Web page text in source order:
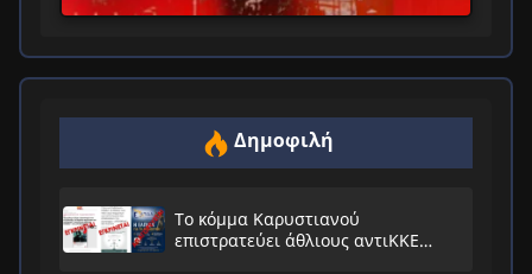
Δημοφιλή
Το κόμμα Καρυστιανού
επιστρατεύει άθλιους αντιΚΚΕ